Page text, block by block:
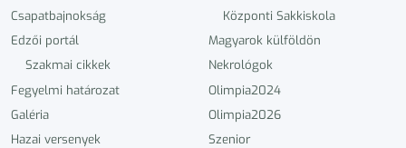
Csapatbajnokság
Edzői portál
Szakmai cikkek
Fegyelmi határozat
Galéria
Hazai versenyek
Központi Sakkiskola
Magyarok külföldön
Nekrológok
Olimpia2024
Olimpia2026
Szenior